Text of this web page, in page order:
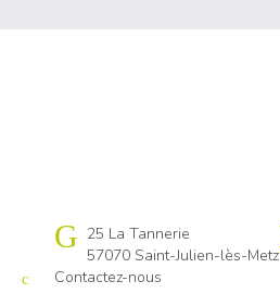
Cap emploi 57
25 La Tannerie
57070 Saint-Julien-lès-Metz
Contactez-nous